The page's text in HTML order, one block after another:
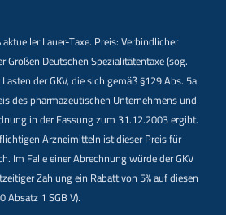
Lauer-Taxe. Preis: Verbindlicher
Großen Deutschen Spezialitätentaxe (sog.
der GKV, die sich gemäß §129 Abs. 5a
des pharmazeutischen Unternehmens und
in der Fassung zum 31.12.2003 ergibt.
Arzneimitteln ist dieser Preis für
Im Falle einer Abrechnung würde der GKV
Zahlung ein Rabatt von 5% auf diesen
Absatz 1 SGB V).